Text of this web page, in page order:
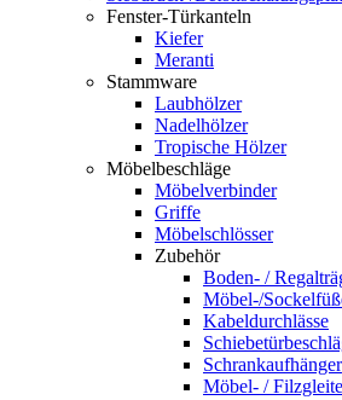
Fenster-Türkanteln
Kiefer
Meranti
Stammware
Laubhölzer
Nadelhölzer
Tropische Hölzer
Möbelbeschläge
Möbelverbinder
Griffe
Möbelschlösser
Zubehör
Boden- /
Möbel-/
Kabeldurchlässe
Schrankaufhänger
Möbel- /